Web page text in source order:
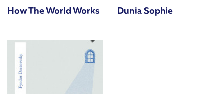
How The World Works Dunia Sophie